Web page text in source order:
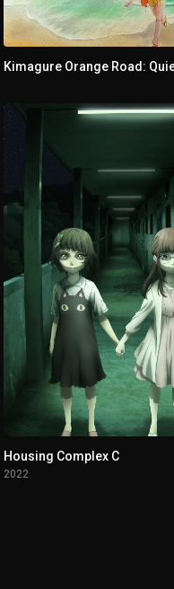
Housing Complex C
2022